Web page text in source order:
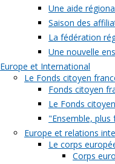
Une aide
Saison des
La fédération
Une nouvelle
Europe et International
Le Fonds citoyen
Fonds citoyen
Le Fonds
"Ensemble,
Europe et relations
Le corps
Corps